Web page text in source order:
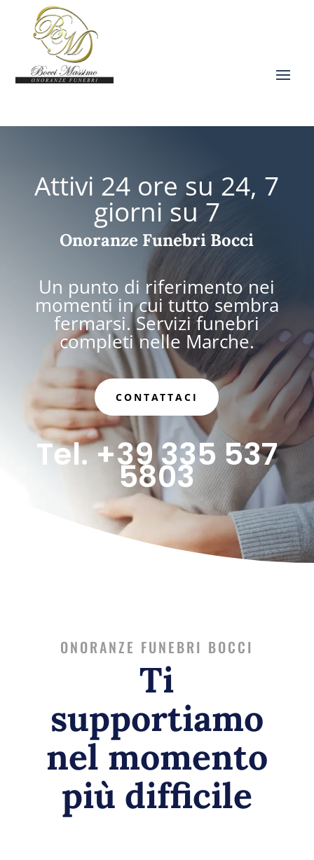
Attivi 24 ore su 24, 7
giorni su 7
Onoranze Funebri Bocci
Un punto di riferimento nei
momenti in cui tutto sembra
fermarsi. Servizi funebri
completi nelle Marche.
CONTATTACI
Tel. +39 335 537
5803
ONORANZE FUNEBRI BOCCI
Ti
supportiamo
nel momento
più difficile